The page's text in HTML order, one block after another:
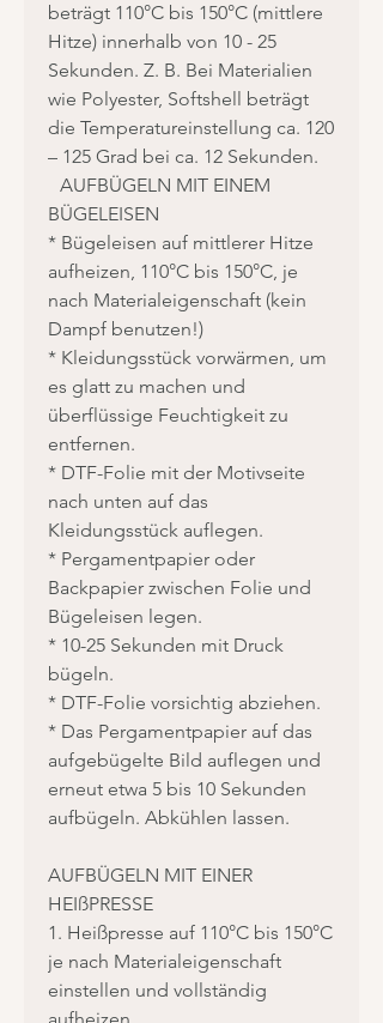
beträgt 110°C bis 150°C (mittlere
Hitze) innerhalb von 10 - 25
Sekunden. Z. B. Bei Materialien
wie Polyester, Softshell beträgt
die Temperatureinstellung ca. 120
– 125 Grad bei ca. 12 Sekunden.
AUFBÜGELN MIT EINEM
BÜGELEISEN
* Bügeleisen auf mittlerer Hitze
aufheizen, 110°C bis 150°C, je
nach Materialeigenschaft (kein
Dampf benutzen!)
* Kleidungsstück vorwärmen, um
es glatt zu machen und
überflüssige Feuchtigkeit zu
entfernen.
* DTF-Folie mit der Motivseite
nach unten auf das
Kleidungsstück auflegen.
* Pergamentpapier oder
Backpapier zwischen Folie und
Bügeleisen legen.
* 10-25 Sekunden mit Druck
bügeln.
* DTF-Folie vorsichtig abziehen.
* Das Pergamentpapier auf das
aufgebügelte Bild auflegen und
erneut etwa 5 bis 10 Sekunden
aufbügeln. Abkühlen lassen.
AUFBÜGELN MIT EINER
HEIßPRESSE
1. Heißpresse auf 110°C bis 150°C
je nach Materialeigenschaft
einstellen und vollständig